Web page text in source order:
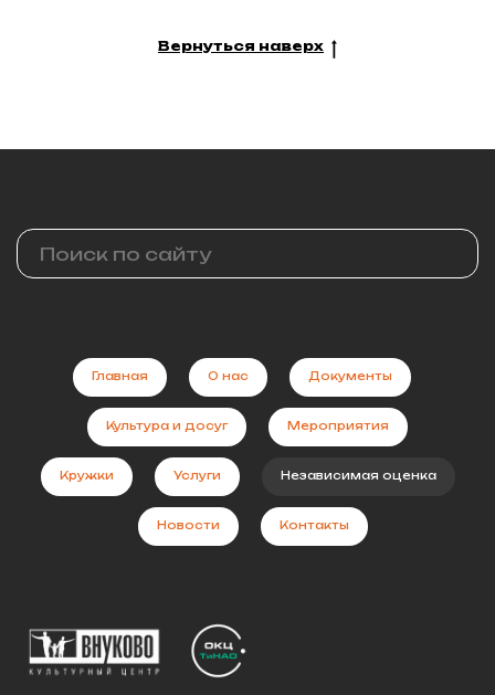
Вернуться наверх
Главная О нас Документы
Культура и досуг Мероприятия
Кружки Услуги Независимая оценка
Новости Контакты